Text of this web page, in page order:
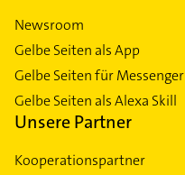
Newsroom
Gelbe Seiten als App
Gelbe Seiten für Messenger
Gelbe Seiten als Alexa Skill
Unsere Partner
Kooperationspartner